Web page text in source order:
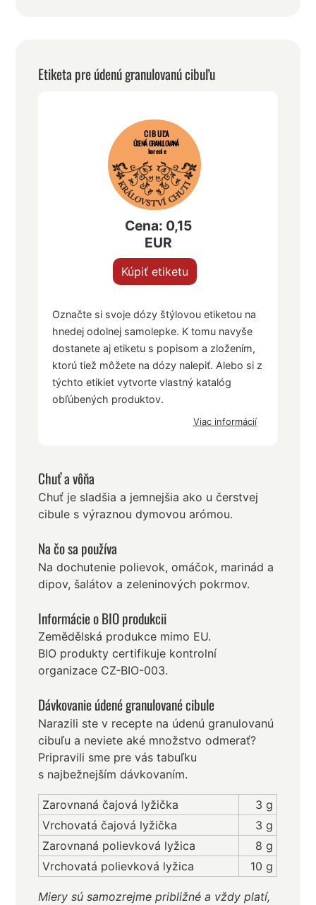
Etiketa pre údenú granulovanú cibuľu
CIBUĽA
ÚDENÁ GRANULOVANÁ
korenie
Cena: 0,15
EUR
Kúpiť etiketu
Označte si svoje dózy štýlovou etiketou na
hnedej odolnej samolepke. K tomu navyše
dostanete aj etiketu s popisom a zložením,
ktorú tiež môžete na dózy nalepiť. Alebo si z
týchto etikiet vytvorte vlastný katalóg
obľúbených produktov.
Viac informácií
Chuť a vôňa
Chuť je sladšia a jemnejšia ako u čerstvej
cibule s výraznou dymovou arómou.
Na čo sa používa
Na dochutenie polievok, omáčok, marinád a
dipov, šalátov a zeleninových pokrmov.
Informácie o BIO produkcii
Zemědělská produkce mimo EU.
BIO produkty certifikuje kontrolní
organizace CZ-BIO-003.
Dávkovanie údené granulované cibule
Narazili ste v recepte na údenú granulovanú
cibuľu a neviete aké množstvo odmerať?
Pripravili sme pre vás tabuľku
s najbežnejším dávkovaním.
Zarovnaná čajová lyžička
3 g
Vrchovatá čajová lyžička
3 g
Zarovnaná polievková lyžica
8 g
Vrchovatá polievková lyžica
10 g
Miery sú samozrejme približné a vždy platí,